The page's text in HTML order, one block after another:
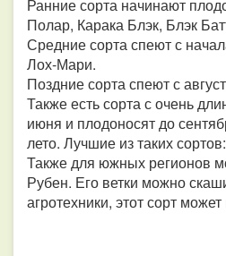
Ранние сорта начинают
Полар, Карака Блэк, Блэк
Средние сорта спеют с
Лох‑Мари.
Поздние сорта спеют с
Также есть сорта с очень
июня и плодоносят до
лето. Лучшие из таких
Также для южных регионов
Рубен. Его ветки можно
агротехники, этот сорт